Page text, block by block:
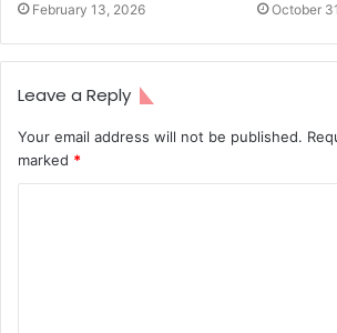
February 13, 2026 October
Leave a Reply
Your email address will not be published.
marked *